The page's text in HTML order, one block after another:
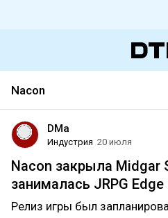
Nacon
DMa
Индустрия 20 июля
Nacon закрыла Midgar
занималась JRPG
Релиз игры был